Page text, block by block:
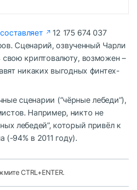
12 175 674 037
Сценарий, озвученный Чарли
свою криптовалюту, возможен –
никаких выгодных финтех-
сценарии (“чёрные лебеди”),
Например, никто не
лебедей”, который привёл к
(-94% в 2011 году).
CTRL+ENTER.